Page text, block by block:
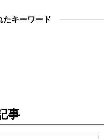
キーワード
事